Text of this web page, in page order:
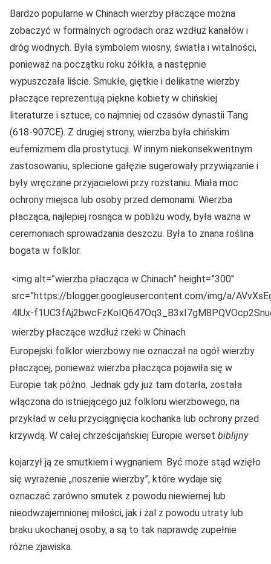
Bardzo popularne w Chinach wierzby płaczące można
zobaczyć w formalnych ogrodach oraz wzdłuż kanałów i
dróg wodnych. Była symbolem wiosny, światła i witalności,
ponieważ na początku roku żółkła, a następnie
wypuszczała liście. Smukłe, giętkie i delikatne wierzby
płaczące reprezentują piękne kobiety w chińskiej
literaturze i sztuce, co najmniej od czasów dynastii Tang
(618-907CE). Z drugiej strony, wierzba była chińskim
eufemizmem dla prostytucji. W innym niekonsekwentnym
zastosowaniu, splecione gałęzie sugerowały przywiązanie i
były wręczane przyjacielowi przy rozstaniu. Miała moc
ochrony miejsca lub osoby przed demonami. Wierzba
płacząca, najlepiej rosnąca w pobliżu wody, była ważna w
ceremoniach sprowadzania deszczu. Była to znana roślina
bogata w folklor.
<img alt=”wierzba płacząca w Chinach” height=”300″
src=”https://blogger.googleusercontent.com/img/a/
4lUx-
wierzby płaczące wzdłuż rzeki w Chinach
Europejski folklor wierzbowy nie oznaczał na ogół wierzby
płaczącej, ponieważ wierzba płacząca pojawiła się w
Europie tak późno. Jednak gdy już tam dotarła, została
włączona do istniejącego już folkloru wierzbowego, na
przykład w celu przyciągnięcia kochanka lub ochrony przed
krzywdą. W całej chrześcijańskiej Europie werset biblijny
kojarzył ją ze smutkiem i wygnaniem. Być może stąd wzięło
się wyrażenie „noszenie wierzby”, które wydaje się
oznaczać zarówno smutek z powodu niewiernej lub
nieodwzajemnionej miłości, jak i żal z powodu utraty lub
braku ukochanej osoby, a są to tak naprawdę zupełnie
różne zjawiska.